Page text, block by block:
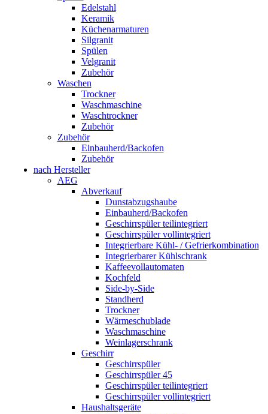
Edelstahl
Keramik
Küchenarmaturen
Silgranit
Spülen
Velgranit
Zubehör
Waschen
Trockner
Waschmaschine
Waschtrockner
Zubehör
Zubehör
Einbauherd/Backofen
Zubehör
nach Hersteller
AEG
Abverkauf
Dunstabzugshaube
Einbauherd/Backofen
Geschirrspüler teilintegriert
Geschirrspüler vollintegriert
Integrierbare Kühl- / Gefrierkombination
Integrierbarer Kühlschrank
Kaffeevollautomaten
Kochfeld
Side-by-Side
Standherd
Trockner
Wärmeschublade
Waschmaschine
Weinlagerschrank
Geschirr
Geschirrspüler
Geschirrspüler 45
Geschirrspüler teilintegriert
Geschirrspüler vollintegriert
Haushaltsgeräte